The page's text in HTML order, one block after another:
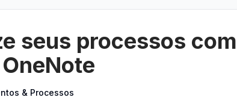
seus processos
& Processos